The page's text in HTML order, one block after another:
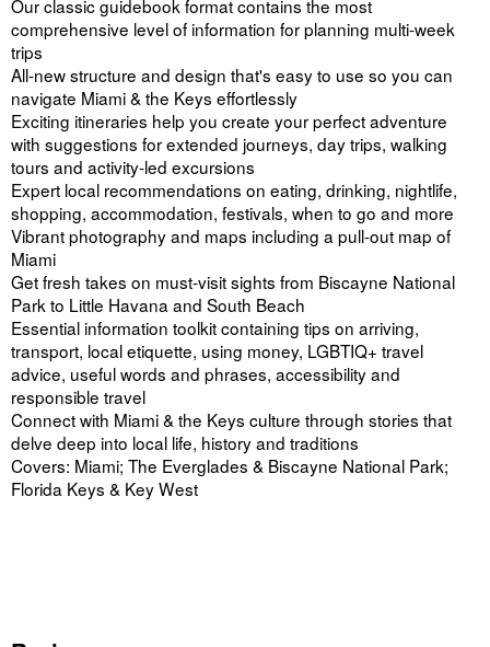
Our classic guidebook format contains the most
comprehensive level of information for planning multi-week
trips
All-new structure and design that's easy to use so you can
navigate Miami & the Keys effortlessly
Exciting itineraries help you create your perfect adventure
with suggestions for extended journeys, day trips, walking
tours and activity-led excursions
Expert local recommendations on eating, drinking, nightlife,
shopping, accommodation, festivals, when to go and more
Vibrant photography and maps including a pull-out map of
Miami
Get fresh takes on must-visit sights from Biscayne National
Park to Little Havana and South Beach
Essential information toolkit containing tips on arriving,
transport, local etiquette, using money, LGBTIQ+ travel
advice, useful words and phrases, accessibility and
responsible travel
Connect with Miami & the Keys culture through stories that
delve deep into local life, history and traditions
Covers: Miami; The Everglades & Biscayne National Park;
Florida Keys & Key West